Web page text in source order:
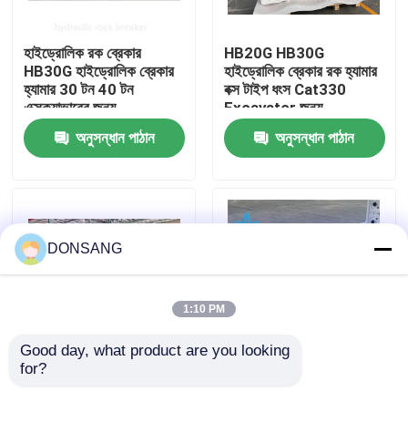
আমাদের সম্পর্কে
কারখানা ভ্রমণ
যোগাযোগ করুন
হাইড্রোলিক রক ব্রেকার
হাইড্রোলিক রক ব্রেকার
HB30G হাইড্রোলিক ব্রেকার
হ্যামার 30 টন 40 টন
এক্সক্যাভারের জন্য
অনুসন্ধান পাঠান
HB20G HB30G
হাইড্রোলিক ব্রেকার রক হ্যামার
বক্স টাইপ ধংস Cat330
Excavator জন্য
অনুসন্ধান পাঠান
সিজেল 165 মিমি প্রশস্ত
DONSANG
1:10 PM
Good day, what product are you looking
for?